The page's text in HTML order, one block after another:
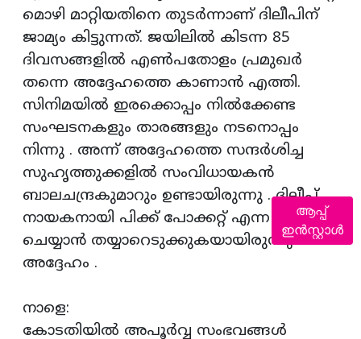
മൊഴി മാറ്റിയതിനെ തുടര്‍ന്നാണ്‌ ദിലീപിന്
ജാമ്യം കിട്ടുന്നത്. ജയിലില്‍ കിടന്ന 85
ദിവസങ്ങളില്‍ എണ്‍പതോളം പ്രമുഖര്‍
തന്നെ അദ്ദേഹത്തെ കാണാന്‍ എത്തി.
സിനിമയില്‍ ഇരക്കൊപ്പം നില്‍ക്കേണ്ട
സംഘടനകളും താരങ്ങളും നടനൊപ്പം
നിന്നു . അന്ന് അദ്ദേഹത്തെ സന്ദര്‍ശിച്ച
സുഹൃത്തുക്കളില്‍ സംവിധായകന്‍
ബാലചന്ദ്രകുമാറും ഉണ്ടായിരുന്നു . ദിലീപ്
നായകനായി പിക്ക് പോക്കറ്റ്‌ എന്ന സിനിമ
ചെയ്യാന്‍ തയ്യാറെടുക്കുകയായിരുന്നു
അദ്ദേഹം .
നാളെ:
കോടതിയില്‍ അപൂര്‍വ്വ സംഭവങ്ങള്‍
ആപ്പ്
ഇൻസ്റ്റാൾ